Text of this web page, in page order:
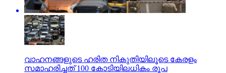
വാഹനങ്ങളുടെ ഹരിത നികുതിയിലൂടെ കേരളം
സമാഹരിച്ചത് 100 കോടിയിലധികം രൂപ